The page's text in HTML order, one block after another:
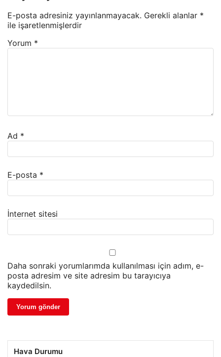
E-posta adresiniz yayınlanmayacak. Gerekli alanlar *
ile işaretlenmişlerdir
Yorum *
Ad *
E-posta *
İnternet sitesi
Daha sonraki yorumlarımda kullanılması için adım, e-
posta adresim ve site adresim bu tarayıcıya
kaydedilsin.
Hava Durumu